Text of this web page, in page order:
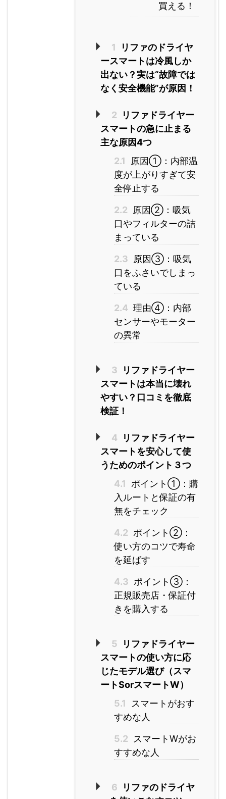
買える！
1
リファのドライヤ
ースマートは冷風しか
出ない？実は“故障では
なく安全機能”が原因！
2
リファドライヤー
スマートの急に止まる
主な原因4つ
2.1
原因①：内部温
度が上がりすぎて安
全停止する
2.2
原因②：吸気
口やフィルターの詰
まっている
2.3
原因③：吸気
口をふさいでしまっ
ている
2.4 理由④：内部
センサーやモーター
の異常
3
リファドライヤー
スマートは本当に壊れ
やすい？口コミを徹底
検証！
4
リファドライヤー
スマートを安心して使
うためのポイント３つ
4.1 ポイント①：購
入ルートと保証の有
無をチェック
4.2 ポイント②：
使い方のコツで寿命
を延ばす
4.3 ポイント③：
正規販売店・保証付
きを購入する
5
リファドライヤー
スマートの使い方に応
じたモデル選び（スマ
ートSorスマートW）
5.1
スマートがおす
すめな人
5.2 スマートWがお
すすめな人
6
リファのドライヤ